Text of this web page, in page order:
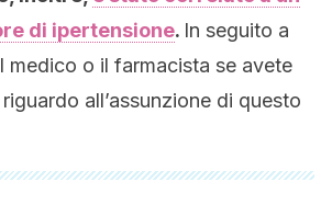
di ipertensione. In seguito a
medico o il farmacista se avete
all’assunzione di questo